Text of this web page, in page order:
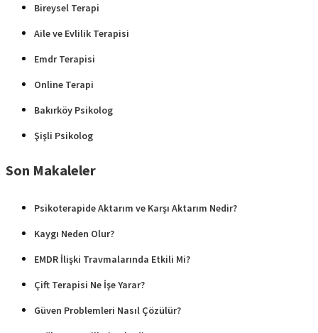
Bireysel Terapi
Aile ve Evlilik Terapisi
Emdr Terapisi
Online Terapi
Bakırköy Psikolog
Şişli Psikolog
Son Makaleler
Psikoterapide Aktarım ve Karşı Aktarım Nedir?
Kaygı Neden Olur?
EMDR İlişki Travmalarında Etkili Mi?
Çift Terapisi Ne İşe Yarar?
Güven Problemleri Nasıl Çözülür?